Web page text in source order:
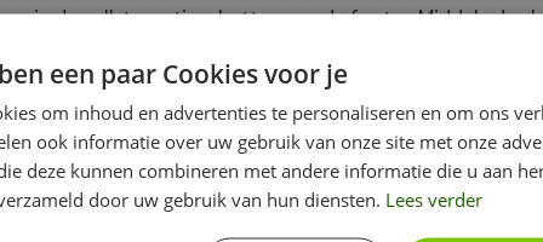
in de call-to-action-buttons en de footer. Middels de
boekhoudprogramma Exact waar klanten kunnen
website Ga naar de website
een paar Cookies voor je
om inhoud en advertenties te personaliseren en om ons
ook informatie over uw gebruik van onze site met onze
deze kunnen combineren met andere informatie die u aan
door uw gebruik van hun diensten. Lees verder